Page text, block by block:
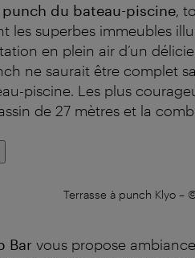
du bateau-piscine,
les superbes immeubles
en plein air d’un
ne saurait être complet
piscine. Les plus
de 27 mètres et la
Terrasse à punch Klyo –
Bar vous propose